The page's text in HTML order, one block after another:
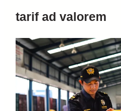
tarif ad valorem